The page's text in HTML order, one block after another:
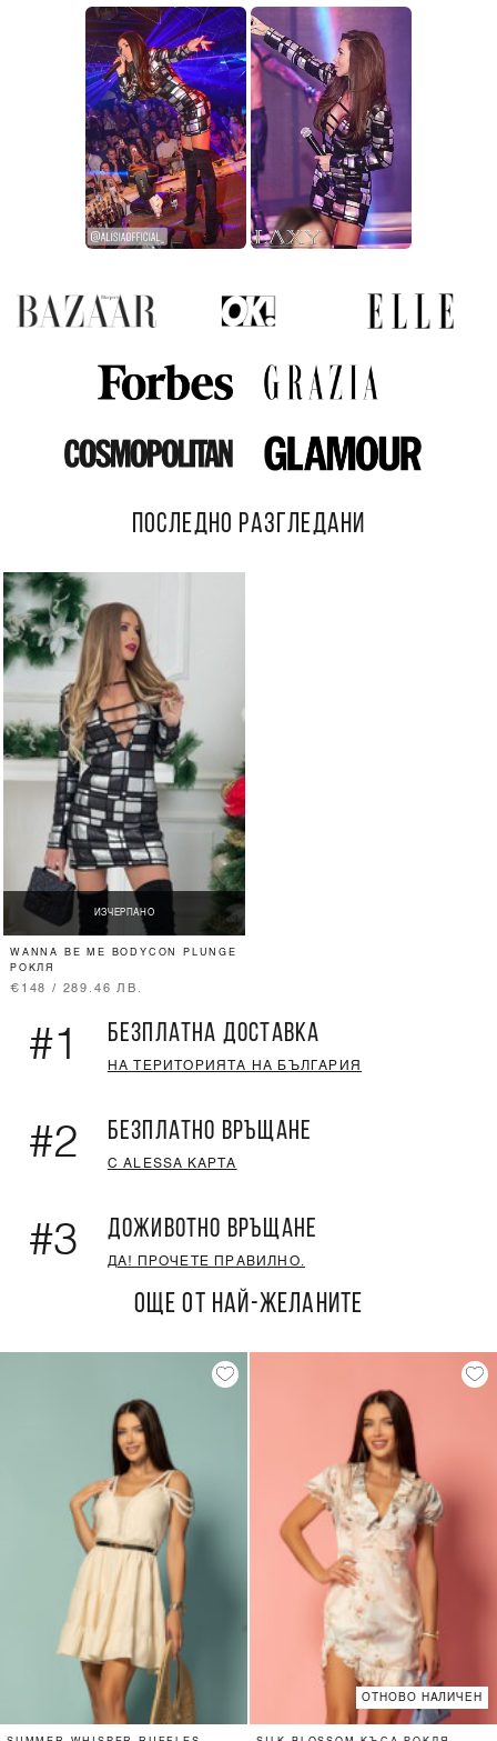
ПОСЛЕДНО РАЗГЛЕДАНИ
ИЗЧЕРПАНО
WANNA BE ME BODYCON PLUNGE
РОКЛЯ
€148 / 289.46 ЛВ.
#1 БЕЗПЛАТНА ДОСТАВКА
НА ТЕРИТОРИЯТА НА БЪЛГАРИЯ
#2 БЕЗПЛАТНО ВРЪЩАНЕ
С ALESSA КАРТА
#3 ДОЖИВОТНО ВРЪЩАНЕ
ДА! ПРОЧЕТЕ ПРАВИЛНО.
ОЩЕ ОТ НАЙ-ЖЕЛАНИТЕ
ОТНОВО НАЛИЧЕН